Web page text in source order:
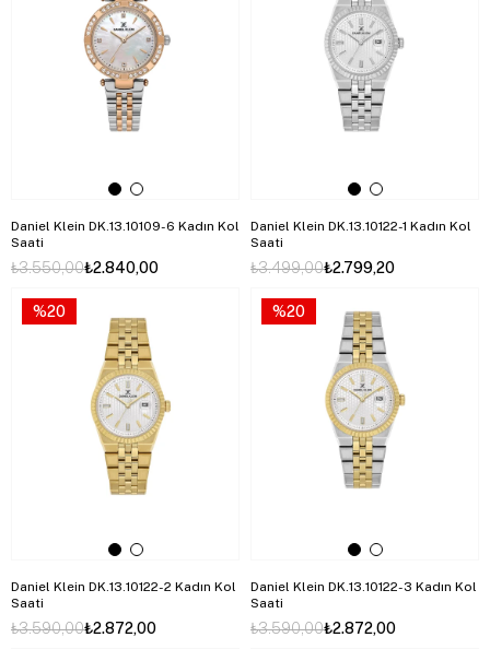
Daniel Klein DK.13.10109-6 Kadın Kol
Saati
₺2.840,00
₺3.550,00
Daniel Klein DK.13.10122-1 Kadın Kol
Saati
₺2.799,20
₺3.499,00
Daniel Klein DK.13.10122-2 Kadın Kol
Saati
₺2.872,00
₺3.590,00
%20
Daniel Klein DK.13.10122-3 Kadın Kol
Saati
₺2.872,00
₺3.590,00
%20